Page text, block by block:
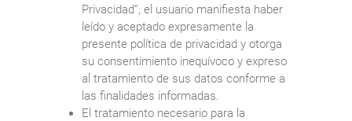
Privacidad”, el usuario manifiesta haber
leído y aceptado expresamente la
presente política de privacidad y otorga
su consentimiento inequívoco y expreso
al tratamiento de sus datos conforme a
las finalidades informadas.
El tratamiento necesario para la